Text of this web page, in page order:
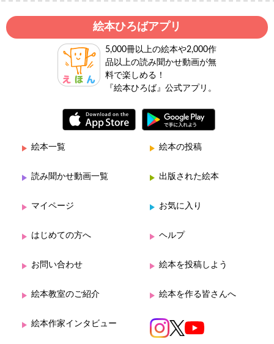
絵本ひろばアプリ
5,000冊以上の絵本や2,000作
品以上の読み聞かせ動画が無
料で楽しめる！
『絵本ひろば』公式アプリ。
絵本一覧 絵本の投稿
読み聞かせ動画一覧 出版された絵本
マイページ お気に入り
はじめての方へ ヘルプ
お問い合わせ 絵本を投稿しよう
絵本教室のご紹介 絵本を作る皆さんへ
絵本作家インタビュー